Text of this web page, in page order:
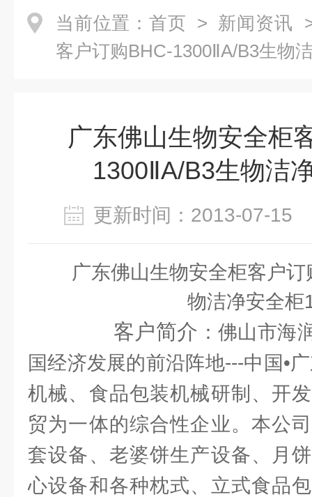
当前位置： 首页 > 新闻资讯
客户订购BHC-1300ⅡA/B3生物
广东佛山生物安全柜
1300ⅡA/B3生物洁
更新时间：2013-07-
广东佛山生物安全柜客户
物洁净安全柜
客户简介 ：佛山市海
国经济发展的前沿阵地---中国•
机械、食品包装机械研制、开
贸为一体的综合性企业。本公
套设备、老婆饼生产设备、月
心设备和各种枕式、立式食品